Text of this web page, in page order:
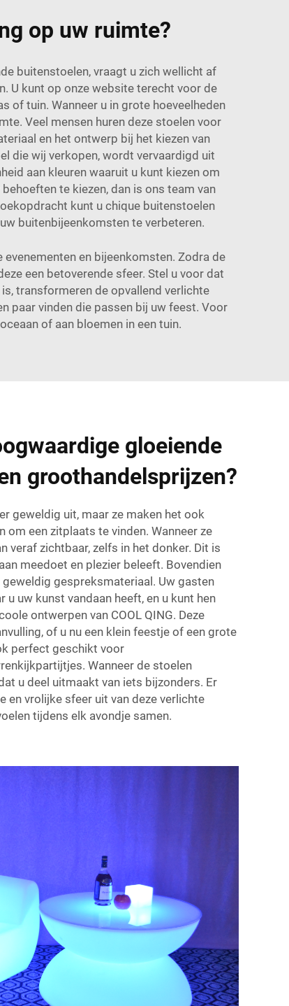
op uw ruimte?
buitenstoelen, vraagt u zich wellicht af
U kunt op onze website terecht voor de
of tuin. Wanneer u in grote hoeveelheden
Veel mensen huren deze stoelen voor
en het ontwerp bij het kiezen van
die wij verkopen, wordt vervaardigd uit
aan kleuren waaruit u kunt kiezen om
te kiezen, dan is ons team van
kunt u chique buitenstoelen
buitenbijeenkomsten te verbeteren.
en bijeenkomsten. Zodra de
een betoverende sfeer. Stel u voor dat
transformeren de opvallend verlichte
paar vinden die passen bij uw feest. Voor
of aan bloemen in een tuin.
gloeiende
groothandelsprijzen?
geweldig uit, maar ze maken het ook
een zitplaats te vinden. Wanneer ze
veraf zichtbaar, zelfs in het donker. Dit is
meedoet en plezier beleeft. Bovendien
gespreksmateriaal. Uw gasten
u uw kunst vandaan heeft, en u kunt hen
ontwerpen van COOL QING. Deze
of u nu een klein feestje of een grote
perfect geschikt voor
Wanneer de stoelen
u deel uitmaakt van iets bijzonders. Er
en vrolijke sfeer uit van deze verlichte
tijdens elk avondje samen.